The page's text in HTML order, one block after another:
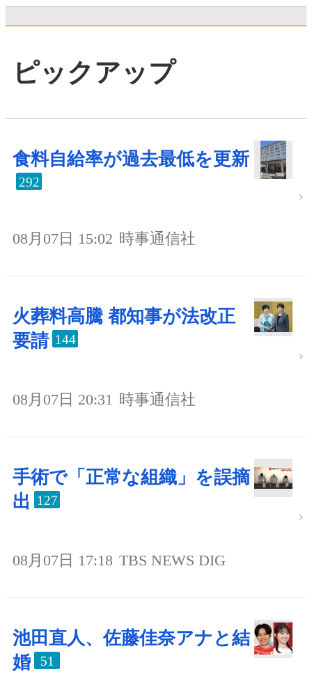
ピックアップ
食料自給率が過去最低を更新
292
08月07日 15:02 時事通信社
火葬料高騰 都知事が法改正
要請 144
08月07日 20:31 時事通信社
手術で「正常な組織」を誤摘
出
127
08月07日 17:18 TBS NEWS DIG
池田直人、佐藤佳奈アナと結
婚
51